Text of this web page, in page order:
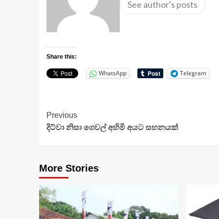
See author's posts
Share this:
WhatsApp Telegram
Continue
Reading
Previous
දිට්වා නිසා ගෙවල් අහිමි අයට සහනයක්
More Stories